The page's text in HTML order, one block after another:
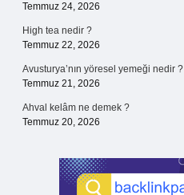
Temmuz 24, 2026
High tea nedir ?
Temmuz 22, 2026
Avusturya’nın yöresel yemeği nedir ?
Temmuz 21, 2026
Ahval kelâm ne demek ?
Temmuz 20, 2026